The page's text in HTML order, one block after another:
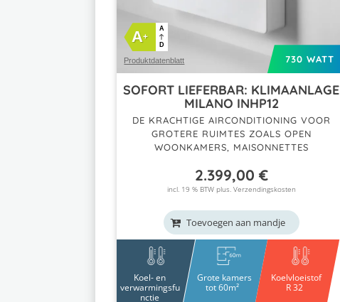
730 WATT
A+
A
D
Produktdatenblatt
SOFORT LIEFERBAR: KLIMAANLAGE
MILANO INHP12
DE KRACHTIGE AIRCONDITIONING VOOR
GROTERE RUIMTES ZOALS OPEN
WOONKAMERS, MAISONNETTES
2.399,00 €
incl. 19 % BTW plus. Verzendingskosten
Toevoegen aan mandje
Koel- en
verwarmingsfu
nctie
Grote kamers
tot 60m²
Koelvloeistof
R 32